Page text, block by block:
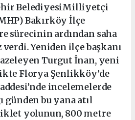
BelediyesiMilliyetçi
Bakırköy İlçe
sürecinin ardından saha
verdi. Yeniden ilçe başkanı
Turgut İnan, yeni
Florya Şenlikköy’de
incelemelerde
günden bu yana atıl
yolunun, 800 metre